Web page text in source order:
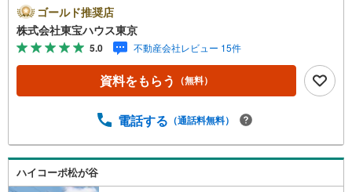
ayボーナスライトがもらえる「Yahoo！ 不動産 物件ご成約
キャンペーン」の対象になります。「資料をもらう」「見
学予約をする」ボタンからお問い合わせください。※必ずY
ahoo！ JAPAN IDでログインしてください。※PayPayボー
ナスライトは出金と譲渡はできません。ご案内・詳細な資
料のご請求はお気軽にどうぞ♪お電話でのお問い合わせも
ゴールド推奨店
株式会社東宝ハウス東京
5.0 不動産会社レビュー 15件
資料をもらう （無料）
電話する （通話料無料）
ハイコーポ松が谷